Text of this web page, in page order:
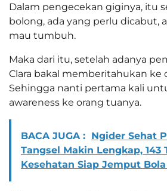
Dalam pengecekan giginya, itu
bolong, ada yang perlu dicabut,
mau tumbuh.
Maka dari itu, setelah adanya
Clara bakal memberitahukan ke
Sehingga nanti pertama kali
awareness ke orang tuanya.
BACA JUGA : Ngider Sehat
Tangsel Makin Lengkap, 143
Kesehatan Siap Jemput